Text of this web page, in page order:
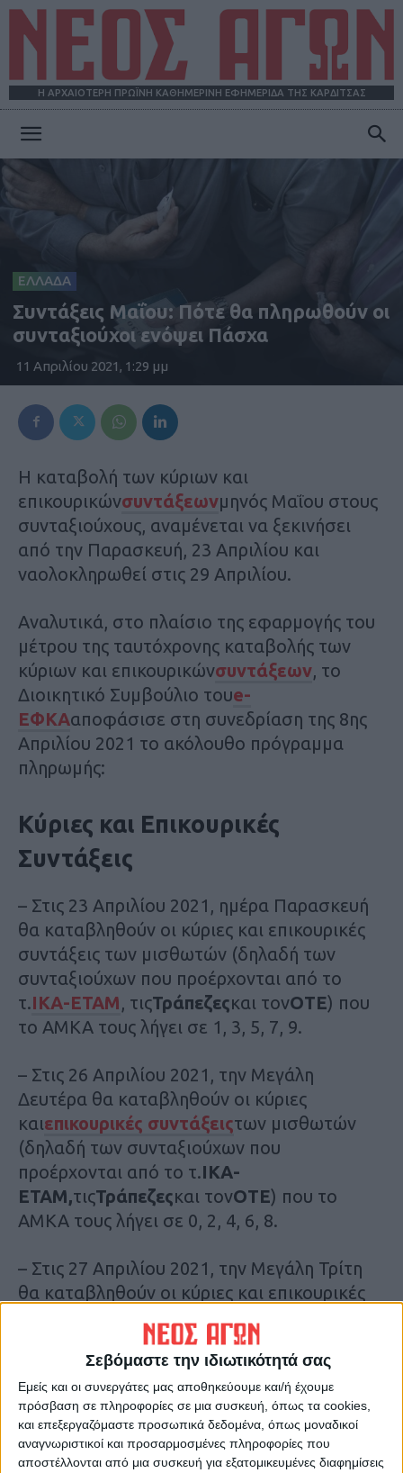
Σεβόμαστε την ιδιωτικότητά σας
Εμείς και οι συνεργάτες μας αποθηκεύουμε και/ή έχουμε
πρόσβαση σε πληροφορίες σε μια συσκευή, όπως τα cookies,
και επεξεργαζόμαστε προσωπικά δεδομένα, όπως μοναδικοί
αναγνωριστικοί και προσαρμοσμένες πληροφορίες που
αποστέλλονται από μια συσκευή για εξατομικευμένες διαφημίσεις
Η ΑΡΧΑΙΟΤΕΡΗ ΠΡΩΪΝΗ ΚΑΘΗΜΕΡΙΝΗ ΕΦΗΜΕΡΙΔΑ ΤΗΣ ΚΑΡΔΙΤΣΑΣ
ΕΛΛΑΔΑ
Συντάξεις Μαΐου: Πότε θα πληρωθούν οι
συνταξιούχοι ενόψει Πάσχα
11 Απριλίου 2021, 1:29 μμ
Η καταβολή των κύριων και
επικουρικώνσυντάξεωνμηνός Μαΐου στους
συνταξιούχους, αναμένεται να ξεκινήσει
από την Παρασκευή, 23 Απριλίου και
ναολοκληρωθεί στις 29 Απριλίου.
Αναλυτικά, στο πλαίσιο της εφαρμογής του
μέτρου της ταυτόχρονης καταβολής των
κύριων και επικουρικώνσυντάξεων, το
Διοικητικό Συμβούλιο τουe-
ΕΦΚΑαποφάσισε στη συνεδρίαση της 8ης
Απριλίου 2021 το ακόλουθο πρόγραμμα
πληρωμής:
Κύριες και Επικουρικές
Συντάξεις
– Στις 23 Απριλίου 2021, ημέρα Παρασκευή
θα καταβληθούν οι κύριες και επικουρικές
συντάξεις των μισθωτών (δηλαδή των
συνταξιούχων που προέρχονται από το
τ.ΙΚΑ-ΕΤΑΜ, τιςΤράπεζεςκαι τονΟΤΕ) που
το ΑΜΚΑ τους λήγει σε 1, 3, 5, 7, 9.
– Στις 26 Απριλίου 2021, την Μεγάλη
Δευτέρα θα καταβληθούν οι κύριες
καιεπικουρικές συντάξειςτων μισθωτών
(δηλαδή των συνταξιούχων που
προέρχονται από το τ.ΙΚΑ-
ΕΤΑΜ,τιςΤράπεζεςκαι τονΟΤΕ) που το
ΑΜΚΑ τους λήγει σε 0, 2, 4, 6, 8.
– Στις 27 Απριλίου 2021, την Μεγάλη Τρίτη
θα καταβληθούν οι κύριες και επικουρικές
συνταξιούχων που προέρχονται από τους
τέως φορείςΟΑΕΕ, ΟΓΑ και ΕΤΑΑ ).
– Στις 28 Aπριλίου 2021, την Μεγάλη
Τετάρτη θα καταβληθούν κύριες και
επικουρικές συντάξεις του Δημοσίου, του